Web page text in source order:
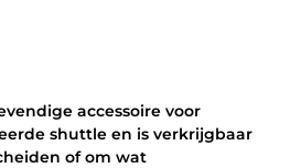
levendige accessoire voor
shuttle en is verkrijgbaar
of om wat